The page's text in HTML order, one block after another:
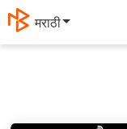
मराठी